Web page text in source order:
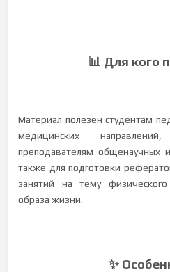
📊 Для кого
Материал полезен студентам
медицинских
преподавателям общенаучных
также для подготовки
занятий на тему
образа жизни.
✨